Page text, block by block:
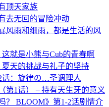
顶天家族
去无回的冒险冲动
风雨和细雨，都是生活的风
就是小熊与Cub的青春啊
夏天的挑战与礼子的坚持
话：旋律の…圣调理人
第1话） – 持有天生牙的意义
？ BLOOM》第1-2话剧情介